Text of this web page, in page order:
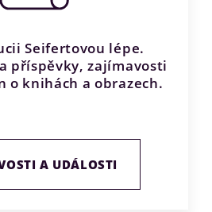
Seifertovou lépe.
příspěvky, zajímavosti
o knihách a obrazech.
A UDÁLOSTI